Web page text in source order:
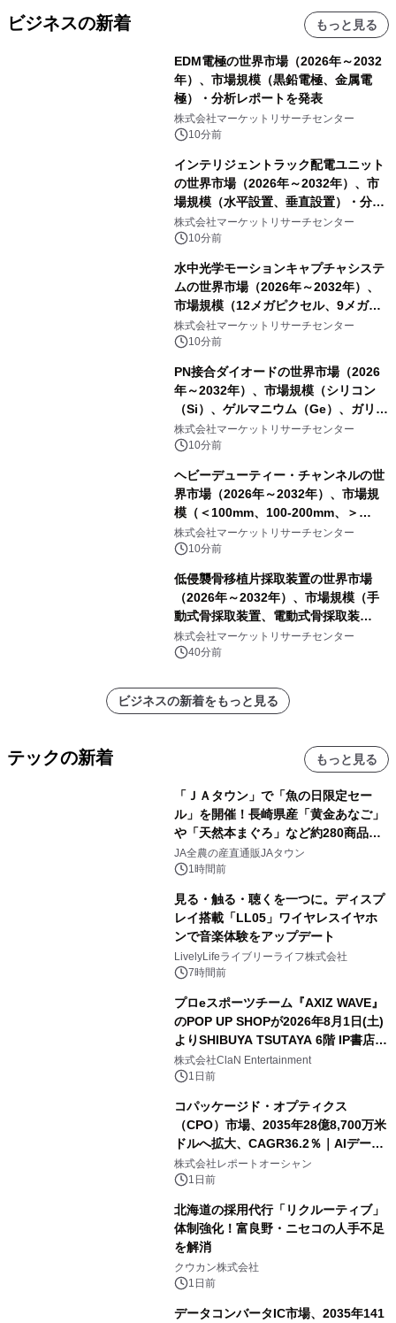
ビジネスの新着 もっと見る
EDM電極の世界市場（2026年～2032
年）、市場規模（黒鉛電極、金属電
極）・分析レポートを発表
株式会社マーケットリサーチセンター
10分前
インテリジェントラック配電ユニット
の世界市場（2026年～2032年）、市
場規模（水平設置、垂直設置）・分析
レポートを発表
株式会社マーケットリサーチセンター
10分前
水中光学モーションキャプチャシステ
ムの世界市場（2026年～2032年）、
市場規模（12メガピクセル、9メガピ
クセル、4メガピクセル、2メガピクセ
ル、その他）・分析レポートを発表
株式会社マーケットリサーチセンター
10分前
PN接合ダイオードの世界市場（2026
年～2032年）、市場規模（シリコン
（Si）、ゲルマニウム（Ge）、ガリウ
ムヒ素（GaAs）、炭化ケイ素
（SiC）、窒化ガリウム（GaN））・
株式会社マーケットリサーチセンター
10分前
ヘビーデューティー・チャンネルの世
界市場（2026年～2032年）、市場規
模（＜100mm、100-200mm、＞
200mm）・分析レポートを発表
株式会社マーケットリサーチセンター
10分前
低侵襲骨移植片採取装置の世界市場
（2026年～2032年）、市場規模（手
動式骨採取装置、電動式骨採取装
置）・分析レポートを発表
株式会社マーケットリサーチセンター
40分前
ビジネスの新着をもっと見る
テックの新着 もっと見る
「ＪＡタウン」で「魚の日限定セー
ル」を開催！長崎県産「黄金あなご」
や「天然本まぐろ」など約280商品を
販売！～毎月１０日の定例企画～
JA全農の産直通販JAタウン
1時間前
見る・触る・聴くを一つに。ディスプ
レイ搭載「LL05」ワイヤレスイヤホ
ンで音楽体験をアップデート
LivelyLifeライブリーライフ株式会社
7時間前
プロeスポーツチーム『AXIZ WAVE』
のPOP UP SHOPが2026年8月1日(土)
よりSHIBUYA TSUTAYA 6階 IP書店で
開催決定！！
株式会社ClaN Entertainment
1日前
コパッケージド・オプティクス
（CPO）市場、2035年28億8,700万米
ドルへ拡大、CAGR36.2％｜AIデータ
センター・高速光通信需要が成長を加
速
株式会社レポートオーシャン
1日前
北海道の採用代行「リクルーティブ」
体制強化！富良野・ニセコの人手不足
を解消
クウカン株式会社
1日前
データコンバータIC市場、2035年141